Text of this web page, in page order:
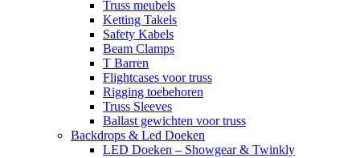
Truss meubels
Ketting Takels
Safety Kabels
Beam Clamps
T Barren
Flightcases voor truss
Rigging toebehoren
Truss Sleeves
Ballast gewichten voor truss
Backdrops & Led Doeken
LED Doeken – Showgear & Twinkly